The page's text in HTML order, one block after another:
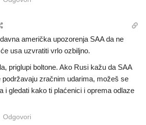
američka upozorenja SAA da ne
usa uzvratiti vrlo ozbiljno.
priglupi boltone. Ako Rusi kažu da SAA
podržavaju zračnim udarima, možeš se
i gledati kako ti plaćenici i oprema odlaze
Odgovori